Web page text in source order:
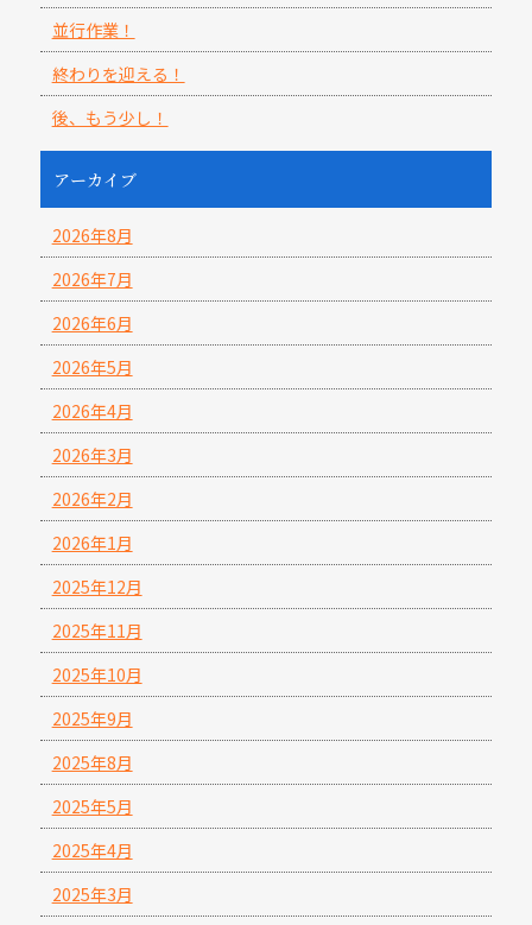
並行作業！
終わりを迎える！
後、もう少し！
アーカイブ
2026年8月
2026年7月
2026年6月
2026年5月
2026年4月
2026年3月
2026年2月
2026年1月
2025年12月
2025年11月
2025年10月
2025年9月
2025年8月
2025年5月
2025年4月
2025年3月